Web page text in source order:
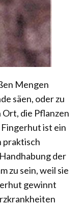
Mengen
säen, oder zu
die Pflanzen
Fingerhut ist ein
praktisch
der
zu sein, weil sie
gewinnt